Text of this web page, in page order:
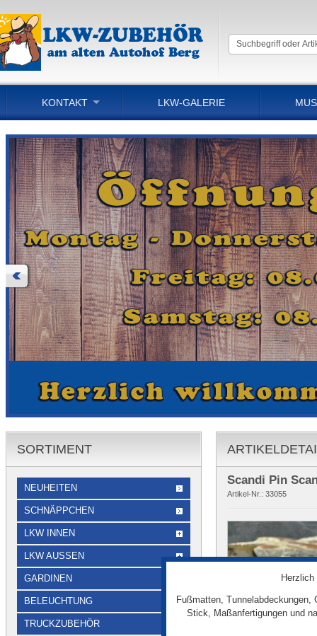
KONTAKT LKW-GALERIE
Scandi Pin
Artikel-Nr.: 33055
SORTIMENT
NEUHEITEN
SCHNÄPPCHEN
LKW INNEN
LKW AUSSEN
GARDINEN
BELEUCHTUNG
TRUCKZUBEHÖR
Herzlich
Fußmatten, Tunnelabdeckungen,
Stick, Maßanfertigungen und